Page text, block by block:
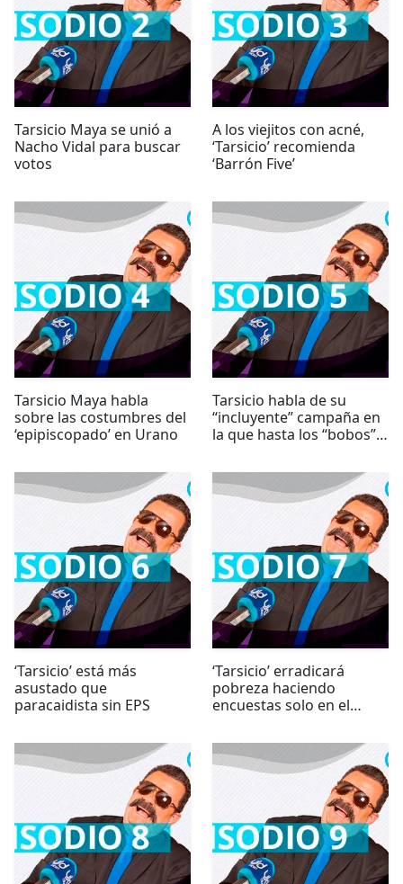
Tarsicio Maya se unió a
Nacho Vidal para buscar
votos
A los viejitos con acné,
‘Tarsicio’ recomienda
‘Barrón Five’
Tarsicio Maya habla
sobre las costumbres del
‘epipiscopado’ en Urano
Tarsicio habla de su
“incluyente” campaña en
la que hasta los “bobos”
‘Tarsicio’ está más
asustado que
paracaidista sin EPS
‘Tarsicio’ erradicará
pobreza haciendo
encuestas solo en el